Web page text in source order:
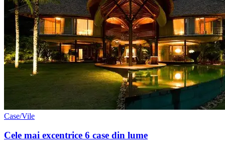
Case/Vile
Cele mai excentrice 6 case din lume